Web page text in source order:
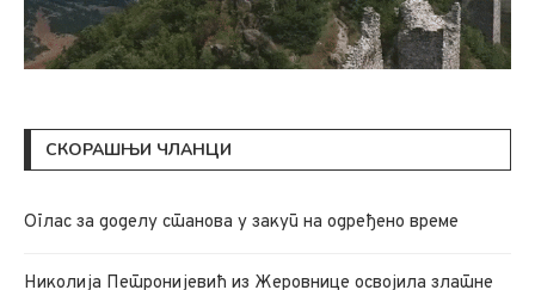
СКОРАШЊИ ЧЛАНЦИ
Oглас за доделу станова у закуп на одређено време
Николија Петронијевић из Жеровнице освојила златне